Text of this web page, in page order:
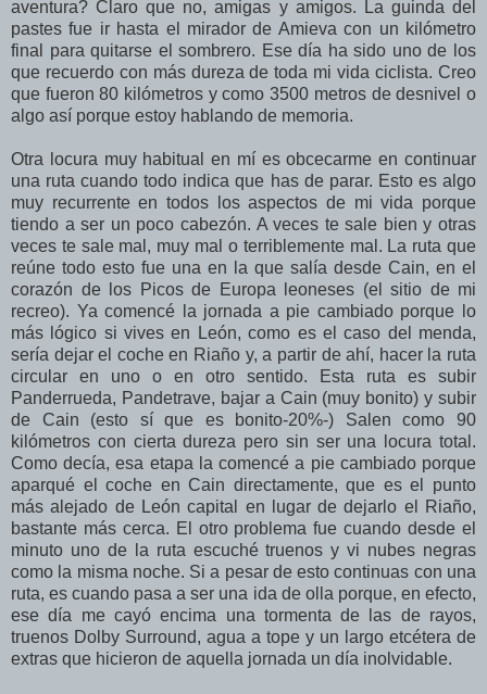
aventura? Claro que no, amigas y amigos. La guinda del
pastes fue ir hasta el mirador de Amieva con un kilómetro
final para quitarse el sombrero. Ese día ha sido uno de los
que recuerdo con más dureza de toda mi vida ciclista. Creo
que fueron 80 kilómetros y como 3500 metros de desnivel o
algo así porque estoy hablando de memoria.
Otra locura muy habitual en mí es obcecarme en continuar
una ruta cuando todo indica que has de parar. Esto es algo
muy recurrente en todos los aspectos de mi vida porque
tiendo a ser un poco cabezón. A veces te sale bien y otras
veces te sale mal, muy mal o terriblemente mal. La ruta que
reúne todo esto fue una en la que salía desde Cain, en el
corazón de los Picos de Europa leoneses (el sitio de mi
recreo). Ya comencé la jornada a pie cambiado porque lo
más lógico si vives en León, como es el caso del menda,
sería dejar el coche en Riaño y, a partir de ahí, hacer la ruta
circular en uno o en otro sentido. Esta ruta es subir
Panderrueda, Pandetrave, bajar a Cain (muy bonito) y subir
de Cain (esto sí que es bonito-20%-) Salen como 90
kilómetros con cierta dureza pero sin ser una locura total.
Como decía, esa etapa la comencé a pie cambiado porque
aparqué el coche en Cain directamente, que es el punto
más alejado de León capital en lugar de dejarlo el Riaño,
bastante más cerca. El otro problema fue cuando desde el
minuto uno de la ruta escuché truenos y vi nubes negras
como la misma noche. Si a pesar de esto continuas con una
ruta, es cuando pasa a ser una ida de olla porque, en efecto,
ese día me cayó encima una tormenta de las de rayos,
truenos Dolby Surround, agua a tope y un largo etcétera de
extras que hicieron de aquella jornada un día inolvidable.